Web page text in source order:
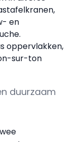
en
oppervlakken,
sur-ton
duurzaam